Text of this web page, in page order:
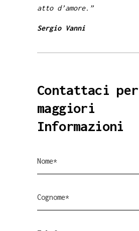
atto d’amore.”
Sergio Vanni
Contattaci per
maggiori
Informazioni